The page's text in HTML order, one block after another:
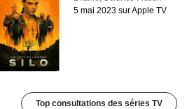
5 mai 2023 sur Apple TV
Top consultations des séries TV